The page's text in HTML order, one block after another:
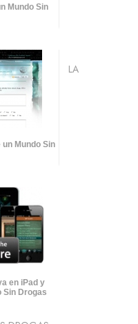
Mundo Sin
un Mundo Sin
en iPad y
Sin Drogas
LA